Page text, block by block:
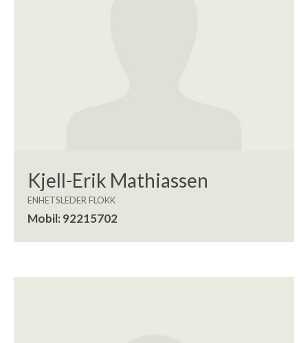
Kjell-Erik Mathiassen
ENHETSLEDER FLOKK
Mobil: 92215702